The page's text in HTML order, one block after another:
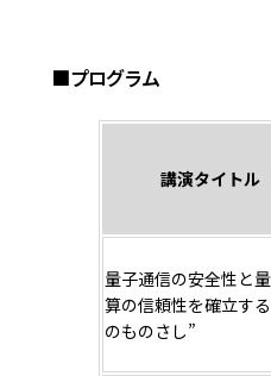
■プログラム
講演タイトル
量子通信の安全性と
算の信頼性を確立す
のものさし”